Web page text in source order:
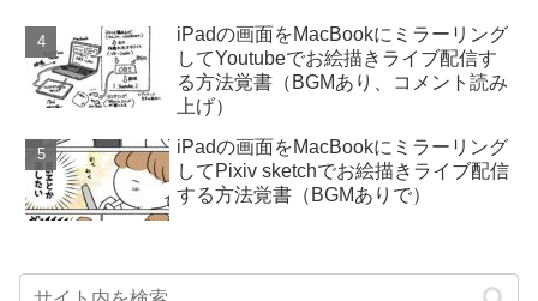
iPadの画面をMacBookにミラーリング
してYoutubeでお絵描きライブ配信す
る方法覚書（BGMあり、コメント読み
上げ）
iPadの画面をMacBookにミラーリング
してPixiv sketchでお絵描きライブ配信
する方法覚書（BGMありで）